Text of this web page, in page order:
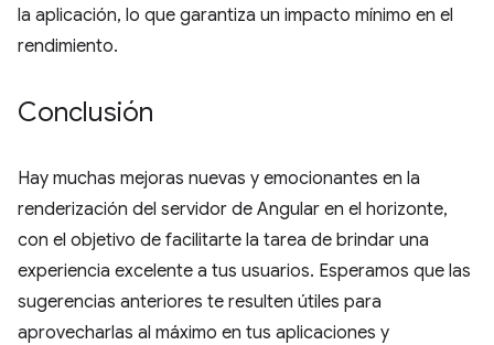
la aplicación, lo que garantiza un impacto mínimo en el
rendimiento.
Conclusión
Hay muchas mejoras nuevas y emocionantes en la
renderización del servidor de Angular en el horizonte,
con el objetivo de facilitarte la tarea de brindar una
experiencia excelente a tus usuarios. Esperamos que las
sugerencias anteriores te resulten útiles para
aprovecharlas al máximo en tus aplicaciones y